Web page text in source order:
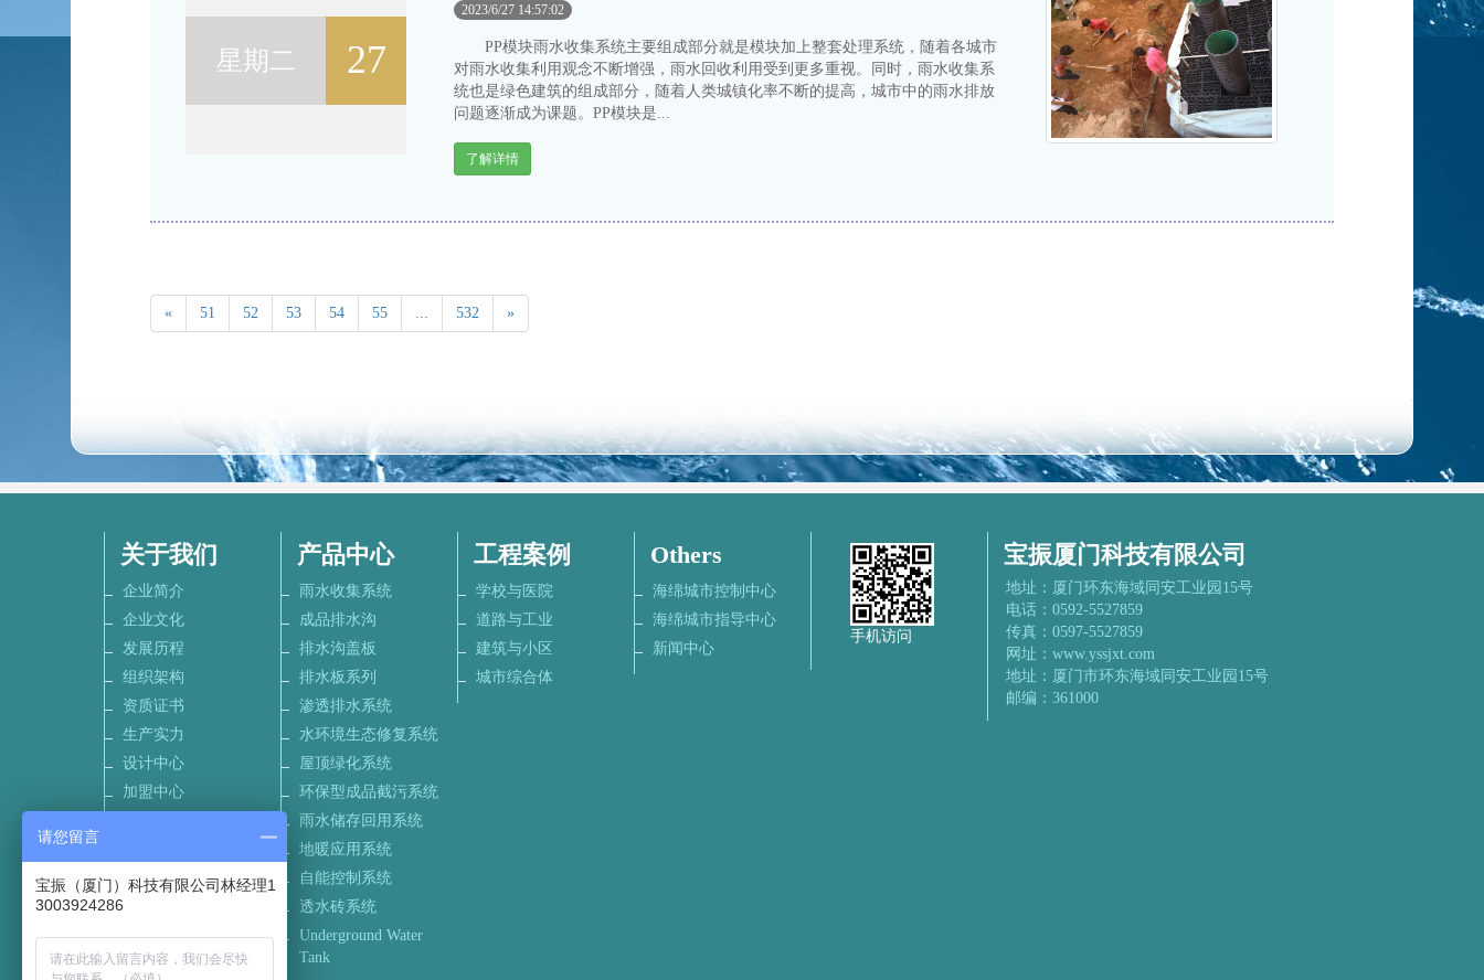
星期二 27
2023/6/27 14:57:02
PP模块雨水收集系统主要组成部分就是模块加上整套处理系统，随着各城市
对雨水收集利用观念不断增强，雨水回收利用受到更多重视。同时，雨水收集系
统也是绿色建筑的组成部分，随着人类城镇化率不断的提高，城市中的雨水排放
问题逐渐成为课题。PP模块是...
了解详情
« 51 52 53 54 55 532 »
关于我们
企业简介
企业文化
发展历程
组织架构
资质证书
生产实力
设计中心
加盟中心
产品中心
雨水收集系统
成品排水沟
排水沟盖板
排水板系列
渗透排水系统
水环境生态修复系统
屋顶绿化系统
环保型成品截污系统
雨水储存回用系统
地暖应用系统
自能控制系统
透水砖系统
Underground Water
Tank
工程案例
学校与医院
道路与工业
建筑与小区
城市综合体
Others
海绵城市控制中心
海绵城市指导中心
新闻中心
手机访问
宝振厦门科技有限公司
地址：厦门环东海域同安工业园15号
电话：0592-5527859
传真：0597-5527859
网址：www.yssjxt.com
地址：厦门市环东海域同安工业园15号
邮编：361000
请您留言
宝振（厦门）科技有限公司林经理1
3003924286